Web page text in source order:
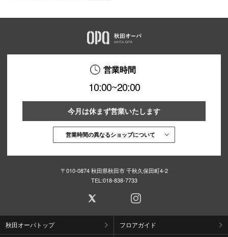
営業時間
10:00~20:00
今月は休まず営業いたします
営業時間の異なるショップについて
〒010-0874 秋田県秋田市 千秋久保田町4-2
TEL:018-838-7733
秋田オーパトップ フロアガイド